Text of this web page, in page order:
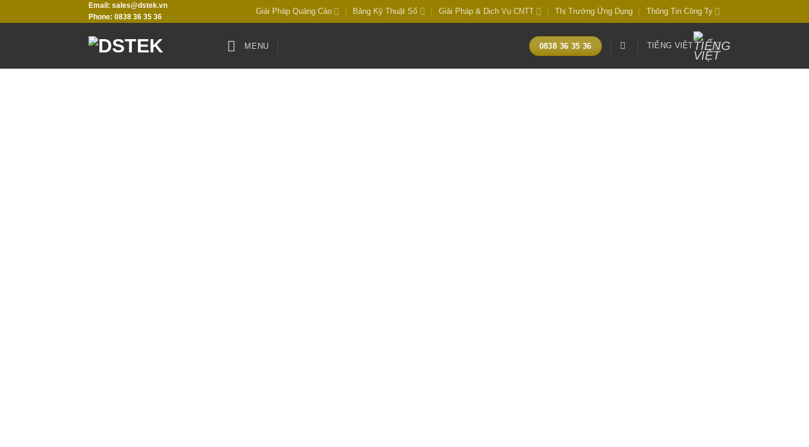
đến
Email: sales@dstek.vn
Phone: 0838 36 35 36
Giải Pháp Quảng Cáo Bảng Kỹ Thuật Số Giải Pháp & Dịch Vụ CNTT Thị Trường Ứng Dụng Thông Tin Công Ty
MENU 0838 36 35 36 TIẾNG VIỆT